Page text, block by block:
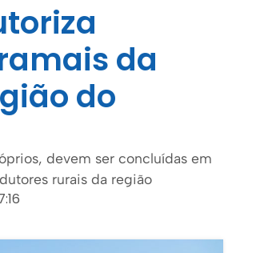
da
do
devem ser concluídas em
rurais da região